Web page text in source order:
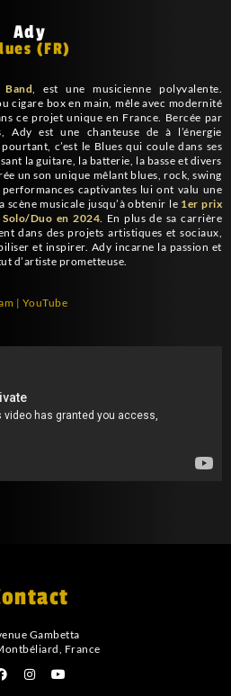
Ady
(FR)
, est une musicienne polyvalente.
cigare box en main, mêle avec modernité
ce projet unique en France. Bercée par
Ady est une chanteuse de à l’énergie
c’est le Blues qui coule dans ses
la guitare, la batterie, la basse et divers
un son unique mêlant blues, rock, swing
captivantes lui ont valu une
scène musicale jusqu’à obtenir le 1er prix
Solo/Duo en 2024. En plus de sa carrière
dans des projets artistiques et sociaux,
et inspirer. Ady incarne la passion et
d’artiste prometteuse.
| YouTube
Gambetta
France